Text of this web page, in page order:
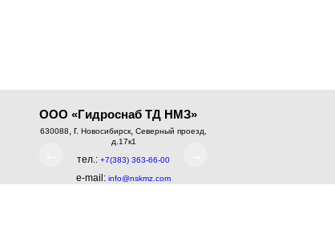
ООО «Гидроснаб ТД НМЗ»
630088, г. Новосибирск, Северный проезд,
д.17к1
тел.: +7(383) 363-66-00
e-mail: info@nskmz.com